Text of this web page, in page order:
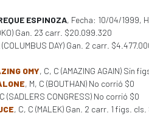
ESPINOZA, Fecha: 10/04/1999,
Gan. 23 carr. $20.099.320
(COLUMBUS DAY) Gan. 2 carr.
OMY, C, C (AMAZING AGAIN) Sin
, M, C (BOUTHAN) No corrió $0
(SADLERS CONGRESS) No corrió $0
, C, C (MALEK) Gan. 2 carr. 1 figs.